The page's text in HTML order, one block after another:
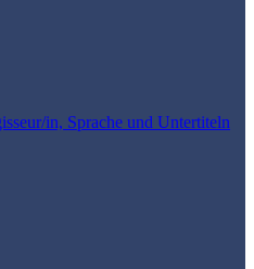
in, Sprache und Untertiteln